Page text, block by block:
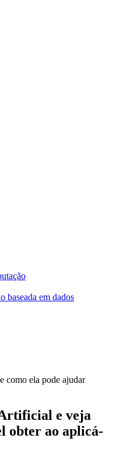
baseada em dados
e veja
obter ao aplicá-